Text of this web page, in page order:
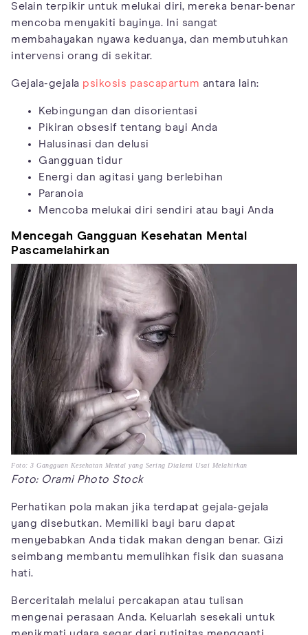
Selain terpikir untuk melukai diri, mereka benar-benar
mencoba menyakiti bayinya. Ini sangat
membahayakan nyawa keduanya, dan membutuhkan
intervensi orang di sekitar.
Gejala-gejala psikosis pascapartum antara lain:
Kebingungan dan disorientasi
Pikiran obsesif tentang bayi Anda
Halusinasi dan delusi
Gangguan tidur
Energi dan agitasi yang berlebihan
Paranoia
Mencoba melukai diri sendiri atau bayi Anda
Mencegah Gangguan Kesehatan Mental
Pascamelahirkan
Foto: 3 Gangguan Kesehatan Mental yang Sering Dialami Usai Melahirkan
Foto: Orami Photo Stock
Perhatikan pola makan jika terdapat gejala-gejala
yang disebutkan. Memiliki bayi baru dapat
menyebabkan Anda tidak makan dengan benar. Gizi
seimbang membantu memulihkan fisik dan suasana
hati.
Berceritalah melalui percakapan atau tulisan
mengenai perasaan Anda. Keluarlah sesekali untuk